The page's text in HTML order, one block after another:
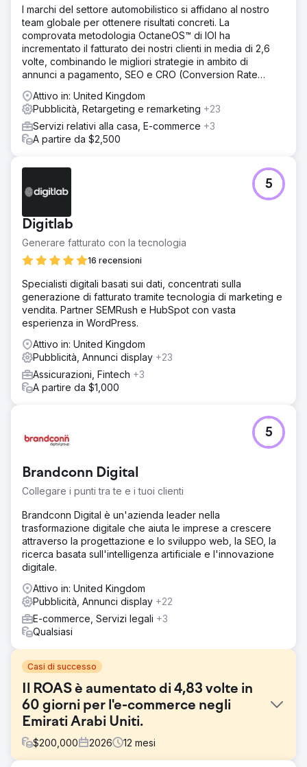
I marchi del settore automobilistico si affidano al nostro
team globale per ottenere risultati concreti. La
comprovata metodologia OctaneOS™ di IOI ha
incrementato il fatturato dei nostri clienti in media di 2,6
volte, combinando le migliori strategie in ambito di
annunci a pagamento, SEO e CRO (Conversion Rate
Attivo in: United Kingdom
Pubblicità, Retargeting e remarketing +23
Servizi relativi alla casa, E-commerce +3
A partire da $2,500
Digitlab
Generare fatturato con la tecnologia
16 recensioni
5
Specialisti digitali basati sui dati, concentrati sulla
generazione di fatturato tramite tecnologia di marketing e
vendita. Partner SEMRush e HubSpot con vasta
esperienza in WordPress.
Attivo in: United Kingdom
Pubblicità, Annunci display +23
Assicurazioni, Fintech +3
A partire da $1,000
Brandconn Digital
Collegare i punti tra te e i tuoi clienti
5
Brandconn Digital è un'azienda leader nella
trasformazione digitale che aiuta le imprese a crescere
attraverso la progettazione e lo sviluppo web, la SEO, la
ricerca basata sull'intelligenza artificiale e l'innovazione
digitale.
Attivo in: United Kingdom
Pubblicità, Annunci display +22
E-commerce, Servizi legali +3
Qualsiasi
Casi di successo
Il ROAS è aumentato di 4,83 volte in
60 giorni per l'e-commerce negli
Emirati Arabi Uniti.
$200,000 2026 12 mesi